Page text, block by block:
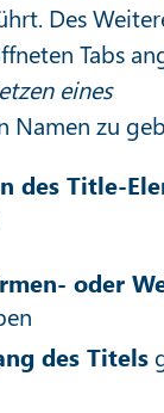
Des
Tabs
eines
Namen zu
des Title-
oder
des Titels